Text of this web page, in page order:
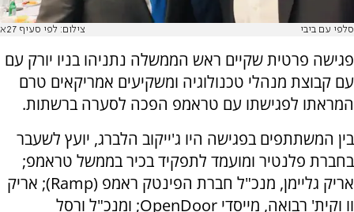
סלפי עם ביבי צילום: לפי סעיף 27א
פגישה פרטית שקיים ראש הממשלה נתניהו בניו יורק עם
עם קבוצת מנהלי טכנולוגיה ומשקיעים אמריקאים טרם
המראתו לפגישתו עם טראמפ הפכה לסערה ברשתות.
בין המשתתפים בפגישה היו ג'ייקוב הלברג, יועץ לשעבר
בחברת פלנטיר ומועמד לתפקיד בכיר בממשל טראמפ;
אריק גליימן, מנכ"ל חברת הפינטק ראמפ (Ramp); אריק
וו וקית' רבואה, מייסדי OpenDoor; ומנכ"ל ורסל